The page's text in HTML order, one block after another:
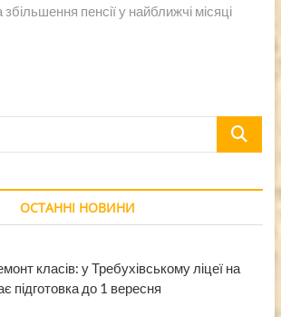
пенсії у найближчі місяці
Пошук
ОСТАННІ НОВИНИ
класів: у Требухівському ліцеї на
підготовка до 1 вересня